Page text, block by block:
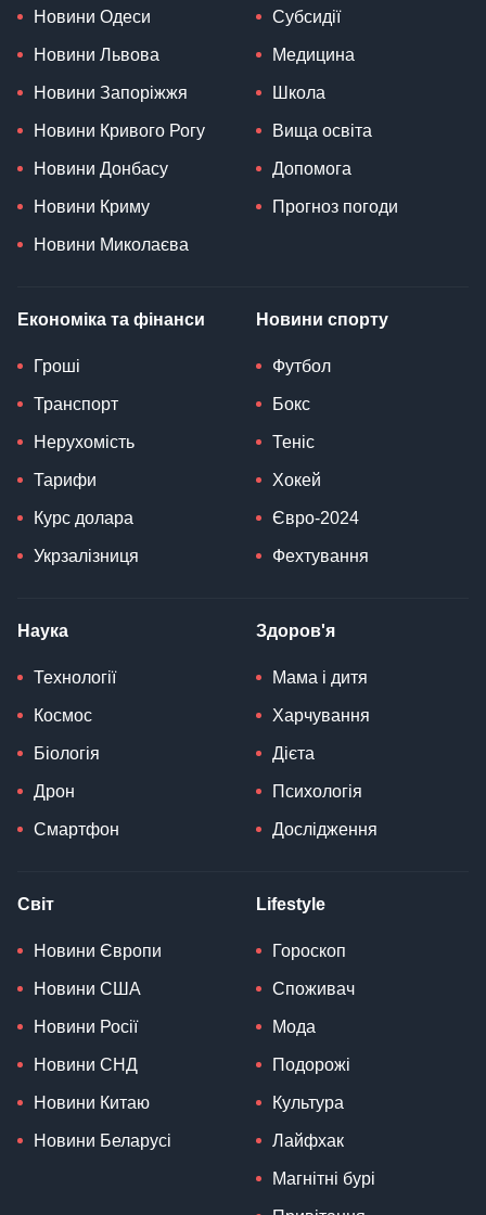
Новини Одеси
Новини Львова
Новини Запоріжжя
Новини Кривого Рогу
Новини Донбасу
Новини Криму
Новини Миколаєва
Субсидії
Медицина
Школа
Вища освіта
Допомога
Прогноз погоди
Економіка та фінанси
Гроші
Транспорт
Нерухомість
Тарифи
Курс долара
Укрзалізниця
Новини спорту
Футбол
Бокс
Теніс
Хокей
Євро-2024
Фехтування
Наука
Технології
Космос
Біологія
Дрон
Смартфон
Здоров'я
Мама і дитя
Харчування
Дієта
Психологія
Дослідження
Світ
Новини Європи
Новини США
Новини Росії
Новини СНД
Новини Китаю
Новини Беларусі
Lifestyle
Гороскоп
Споживач
Мода
Подорожі
Культура
Лайфхак
Магнітні бурі